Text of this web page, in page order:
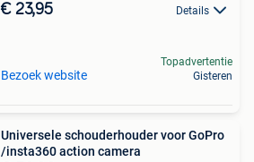
€ 23,95 Details
Bezoek website
Topadvertentie
Gisteren
Universele schouderhouder voor GoPro
/insta360 action camera